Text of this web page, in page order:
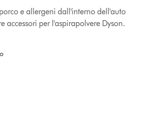
e allergeni dall'interno dell'auto
accessori per l'aspirapolvere Dyson.